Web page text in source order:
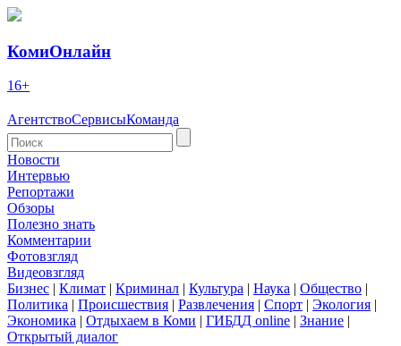
КомиОнлайн
16+
АгентствоСервисыКоманда
Новости
Интервью
Репортажи
Обзоры
Полезно знать
Комментарии
Фотовзгляд
Видеовзгляд
Бизнес | Климат | Криминал | Культура | Наука | Общество |
Политика | Происшествия | Развлечения | Спорт | Экология |
Экономика | Отдыхаем в Коми | ГИБДД online | Знание |
Открытый диалог